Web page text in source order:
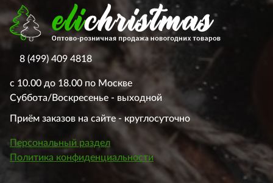
8 (499) 409 4818
с 10.00 до 18.00 по Москве
Суббота/Воскресенье - выходной
Приём заказов на сайте - круглосуточно
Персональный раздел
Политика конфиденциальности